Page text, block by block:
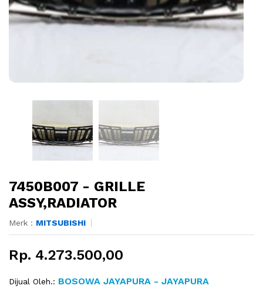
7450B007 - GRILLE
ASSY,RADIATOR
Merk : MITSUBISHI
Rp. 4.273.500,00
Dijual Oleh.: BOSOWA JAYAPURA - JAYAPURA